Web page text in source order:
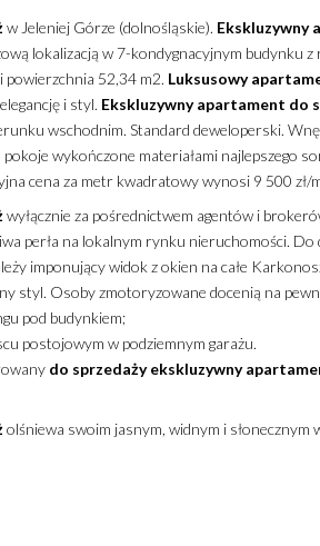
w Jeleniej Górze (dolnośląskie). Ekskluzywny
lokalizacją w 7-kondygnacyjnym budynku
powierzchnia 52,34 m2. Luksusowy
i styl. Ekskluzywny apartament do
wschodnim. Standard deweloperski.
wykończone materiałami najlepszego
cena za metr kwadratowy wynosi 9 500 zł/
wyłącznie za pośrednictwem agentów i
perła na lokalnym rynku nieruchomości. Do
imponujący widok z okien na całe
styl. Osoby zmotoryzowane docenią na
pod budynkiem;
postojowym w podziemnym garażu.
do sprzedaży ekskluzywny
olśniewa swoim jasnym, widnym i słonecznym